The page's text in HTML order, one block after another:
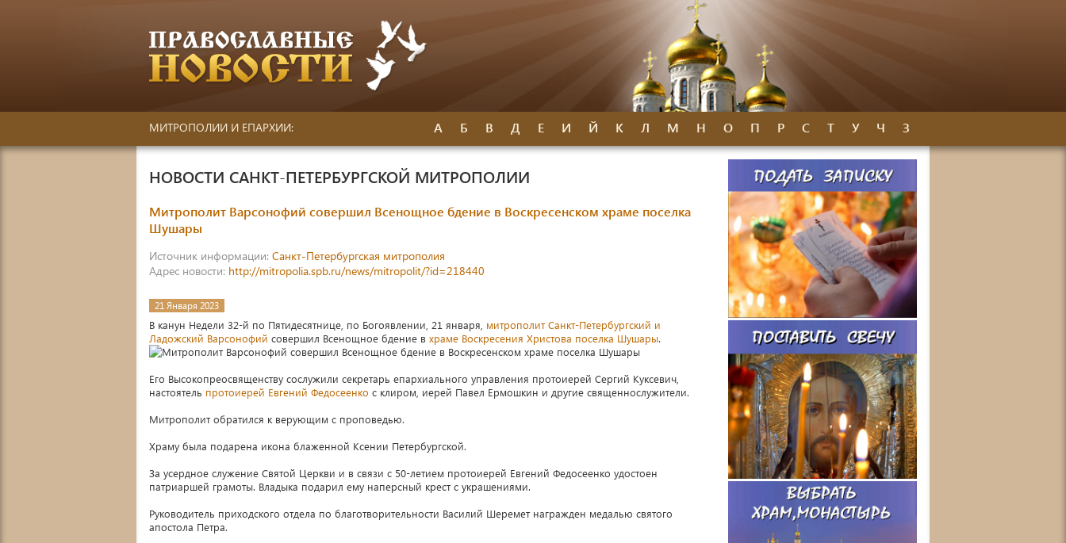
МИТРОПОЛИИ И ЕПАРХИИ: А Б В Д Е И Й К Л М Н О П Р С Т У Ч З
НОВОСТИ САНКТ-ПЕТЕРБУРГСКОЙ МИТРОПОЛИИ
Митрополит Варсонофий совершил Всенощное бдение в Воскресенском храме поселка
Шушары
Источник информации: Санкт-Петербургская митрополия
Адрес новости: http://mitropolia.spb.ru/news/mitropolit/?id=218440
21 Января 2023
В канун Недели 32-й по Пятидесятнице, по Богоявлении, 21 января, митрополит Санкт-Петербургский и
Ладожский Варсонофий совершил Всенощное бдение в храме Воскресения Христова поселка Шушары.
Его Высокопреосвященству сослужили секретарь епархиального управления протоиерей Сергий Куксевич,
настоятель протоиерей Евгений Федосеенко с клиром, иерей Павел Ермошкин и другие священнослужители.
Митрополит обратился к верующим с проповедью.
Храму была подарена икона блаженной Ксении Петербургской.
За усердное служение Святой Церкви и в связи с 50-летием протоиерей Евгений Федосеенко удостоен
патриаршей грамоты. Владыка подарил ему наперсный крест с украшениями.
Руководитель приходского отдела по благотворительности Василий Шеремет награждeн медалью святого
апостола Петра.